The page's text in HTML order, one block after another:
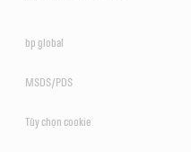
bp global
MSDS/PDS
Tùy chọn cookie